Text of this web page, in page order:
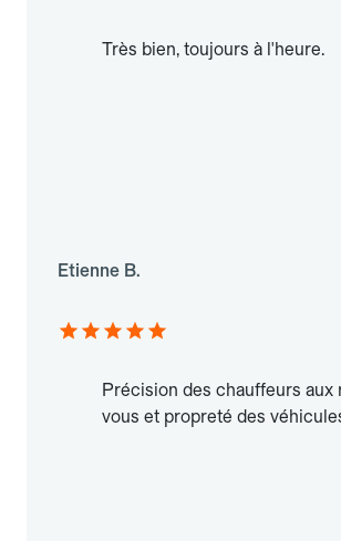
Très bien, toujours à l'heure.
Etienne B.
Précision des chauffeurs aux
vous et propreté des